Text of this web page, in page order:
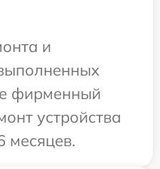
и
фирменный
устройства
месяцев.